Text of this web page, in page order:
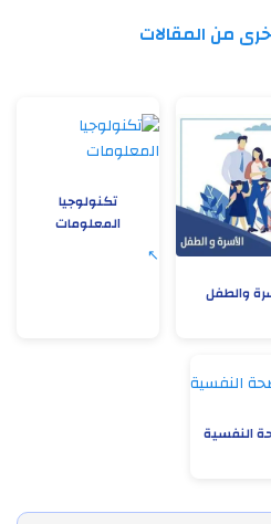
من المقالات
والطفل
تكنولوجيا
المعلومات
النفسية